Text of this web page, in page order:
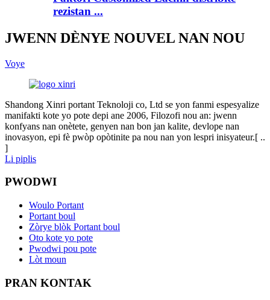
rezistan ...
JWENN DÈNYE NOUVEL NAN NOU
Voye
Shandong Xinri portant Teknoloji co, Ltd se yon fanmi espesyalize
manifakti kote yo pote depi ane 2006, Filozofi nou an: jwenn
konfyans nan onètete, genyen nan bon jan kalite, devlope nan
inovasyon, epi fè pwòp opòtinite pa nou nan yon lespri inisyateur.[ ..
]
Li piplis
PWODWI
Woulo Portant
Portant boul
Zòrye blòk Portant boul
Oto kote yo pote
Pwodwi pou pote
Lòt moun
PRAN KONTAK